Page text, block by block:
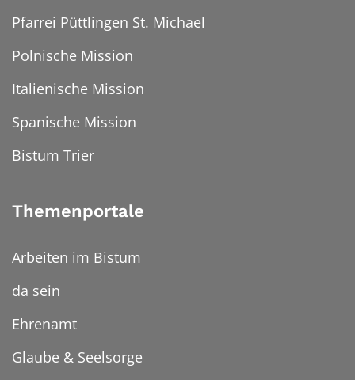
Pfarrei Püttlingen St. Michael
Polnische Mission
Italienische Mission
Spanische Mission
Bistum Trier
Themenportale
Arbeiten im Bistum
da sein
Ehrenamt
Glaube & Seelsorge